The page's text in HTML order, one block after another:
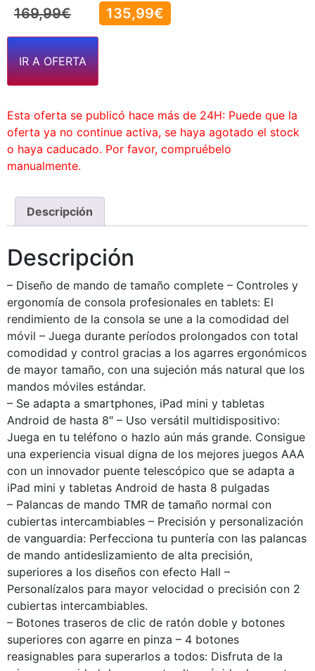
169,99€ 135,99€
IR A OFERTA
Esta oferta se publicó hace más de 24H: Puede que la
oferta ya no continue activa, se haya agotado el stock
o haya caducado. Por favor, compruébelo
manualmente.
Descripción
Descripción
– Diseño de mando de tamaño complete – Controles y
ergonomía de consola profesionales en tablets: El
rendimiento de la consola se une a la comodidad del
móvil – Juega durante períodos prolongados con total
comodidad y control gracias a los agarres ergonómicos
de mayor tamaño, con una sujeción más natural que los
mandos móviles estándar.
– Se adapta a smartphones, iPad mini y tabletas
Android de hasta 8″ – Uso versátil multidispositivo:
Juega en tu teléfono o hazlo aún más grande. Consigue
una experiencia visual digna de los mejores juegos AAA
con un innovador puente telescópico que se adapta a
iPad mini y tabletas Android de hasta 8 pulgadas
– Palancas de mando TMR de tamaño normal con
cubiertas intercambiables – Precisión y personalización
de vanguardia: Perfecciona tu puntería con las palancas
de mando antideslizamiento de alta precisión,
superiores a los diseños con efecto Hall –
Personalízalos para mayor velocidad o precisión con 2
cubiertas intercambiables.
– Botones traseros de clic de ratón doble y botones
superiores con agarre en pinza – 4 botones
reasignables para superarlos a todos: Disfruta de la